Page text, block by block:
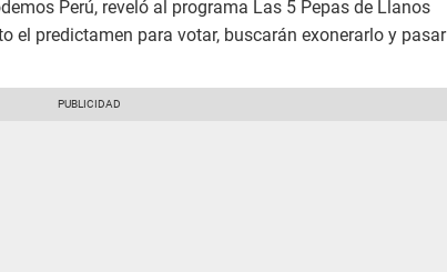
Perú, reveló al programa Las 5 Pepas de Llanos
el predictamen para votar, buscarán exonerarlo y pasar